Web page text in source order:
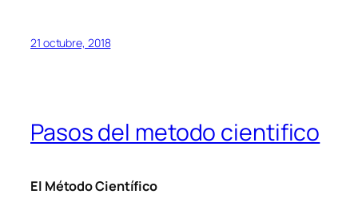
21 octubre, 2018
Pasos del metodo cientifico
El Método Científico